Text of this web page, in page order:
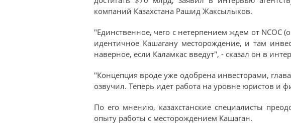
компаний Казахстана Рашид Жаксылыков.
"Единственное, чего с нетерпением ждем от NCOC
идентичное Кашагану месторождение, и там
наверное, если Каламкас введут", - сказал он в
"Концепция вроде уже одобрена инвесторами,
озвучил. Теперь идет работа на уровне юристов и
По его мнению, казахстанские специалисты
опыту работы с месторождением Кашаган.